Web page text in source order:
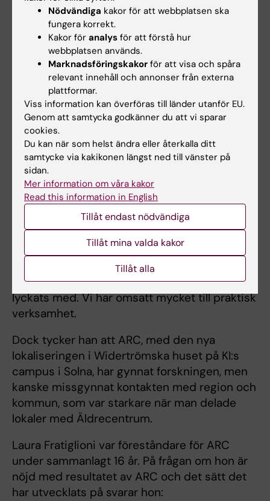
Foto: Ulf Sirborn
har varit en
guldpärla, säger
Bengt Winblad och
berömmer henne
för hur hon
utvecklade ARC.
Om han skulle få
leva om dessa 25
år med ARC skulle
han ha satsat ännu
mer på samarbete
med de basala
forskarna, berättar han. Men han är ändå nöjd
med hur det blev.
– Det jag ville med ARC genom nära kontakt
med kommunerna var att omsätta
forskningsresultat i praktiken. Och det har vi
lyckats med. Vi har omsatt mycket till praktisk
verksamhet.
Dock tycker han att ARC, med den nya
lokaliseringen i Widertrömska huset på KI:s
campus i Solna, har gynnat forskningen, men
kanske missgynnat kontakten med region och
kommun, som var starkare när man delade
lokaler med Äldrecentrum.
Laura Fratiglioni var föreståndare för ARC
under sammanlagt 16 år. På frågan om hon är
nöjd med resultatet av ARC och det sätt det
har utvecklats på svarar hon:
Nödvändiga kakor för att webbplatsen ska
fungera korrekt.
Kakor för analys för att förstå hur
webbplatsen används.
Marknadsföringskakor för att visa och spåra
relevant innehåll och annonser från externa
plattformar.
Viss information kan överföras till länder utanför EU.
Genom att samtycka godkänner du att vi sparar
cookies.
Du kan när som helst ändra eller återkalla ditt
samtycke via kakikonen längst ned till vänster på
sidan.
Mer information om våra kakor
Read this information in English
Tillåt endast nödvändiga
Tillåt mina valda kakor
Tillåt alla